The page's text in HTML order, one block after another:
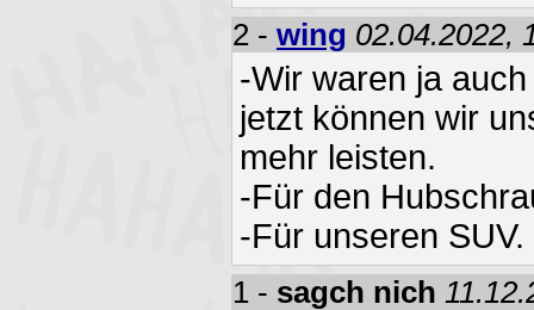
2 - wing 02.04.2022,
-Wir waren ja
jetzt können wir
mehr leisten.
-Für den
-Für unseren SUV.
1 - sagch nich